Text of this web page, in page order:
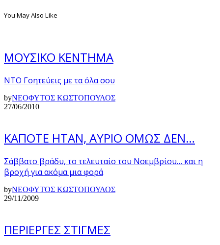
You May Also Like
ΜΟΥΣΙΚΟ ΚΕΝΤΗΜΑ
ΝΤΟ Γοητεύεις με τα όλα σου
byΝΕΟΦΥΤΟΣ ΚΩΣΤΟΠΟΥΛΟΣ
27/06/2010
ΚΑΠΟΤΕ ΗΤΑΝ, ΑΥΡΙΟ ΟΜΩΣ ΔΕΝ…
Σάββατο βράδυ, το τελευταίο του Νοεμβρίου… και η
βροχή για ακόμα μια φορά
byΝΕΟΦΥΤΟΣ ΚΩΣΤΟΠΟΥΛΟΣ
29/11/2009
ΠΕΡΙΕΡΓΕΣ ΣΤΙΓΜΕΣ